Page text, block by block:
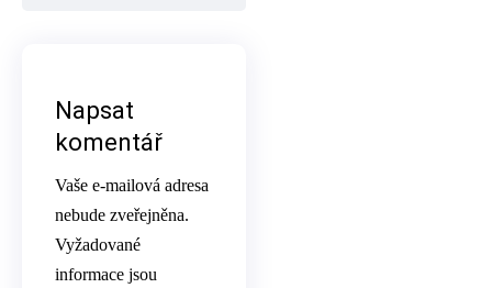
Napsat
komentář
Vaše e-mailová adresa
nebude zveřejněna.
Vyžadované
informace jsou